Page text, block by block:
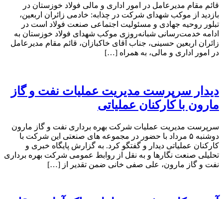
قائم مقام مدیرعامل در امور اداری و مالی فولاد خوزستان در
بازدید از موکب شهدای شرکت در چذابه: خادمی زائران اربعین،
تبلور روحیه جهادی و مسئولیت اجتماعی صنعت فولاد است در
ادامه خدمت‌رسانی شبانه‌روزی موکب شهدای فولاد خوزستان به
زائران اربعین حسینی، جناب آقای خاکبازان، قائم مقام مدیرعامل
در امور اداری و مالی، به همراه […]
دیدار سرپرست مدیریت عملیات نفت و گاز
مارون با کارکنان عملیاتی
سرپرست مدیریت عملیات شرکت بهره برداری نفت و گاز مارون
دوشنبه ۵ مرداد با حضور در مجموعه های صنعتی این شرکت با
کارکنان عملیاتی دیدار و گفتگو کرد. به گزارش پایگاه خبری و
تحلیلی صنعت نگارها و به نقل از روابط عمومی شرکت بهره برداری
نفت و گاز مارون، علی صفی خانی ضمن تقدیر از […]